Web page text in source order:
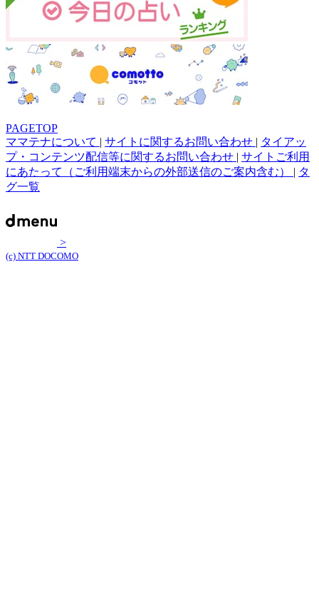
PAGETOP
ママテナについて | サイトに関するお問い合わせ | タイアッ
プ・コンテンツ配信等に関するお問い合わせ | サイトご利用
にあたって（ご利用端末からの外部送信のご案内含む） | タ
グ一覧
>
(c) NTT DOCOMO